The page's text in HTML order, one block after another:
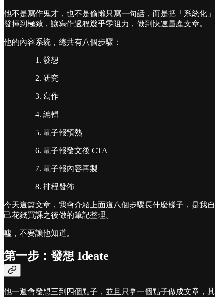
他不是寫作鬼才，也不是偷懶只寫一句話，而是把「系統化」
發揮到極致，讓寫作過程幾乎零阻力，做到快速量產文章。
他的內容系統，總共有八個步驟：
發想
研究
寫作
編輯
電子報預熱
電子報發文後 CTA
電子報內容再製
排程發佈
今天這篇文章，我會介紹上面這八個步驟長什麼樣子，是我自
己花錢買課之後做的筆記整理。
噓，不要讓他知道。
第一步：發想 Ideate
他一週會發想三到四個點子，並且只拿一個點子做成文章，其